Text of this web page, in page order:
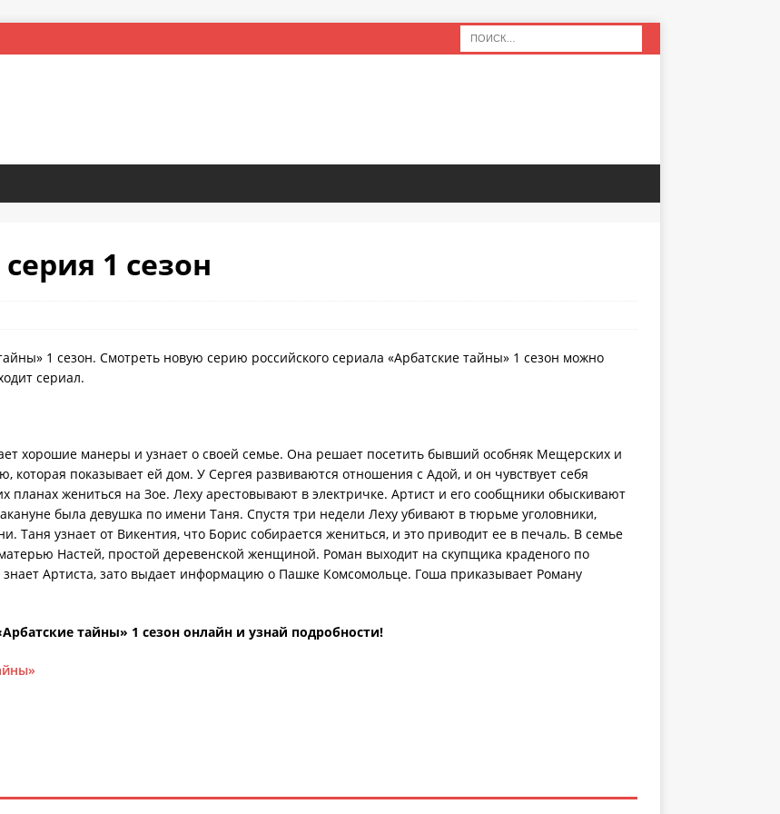
1 сезон
1 сезон. Смотреть новую серию российского сериала «Арбатские тайны» 1 сезон можно
сериал.
хорошие манеры и узнает о своей семье. Она решает посетить бывший особняк Мещерских и
которая показывает ей дом. У Сергея развиваются отношения с Адой, и он чувствует себя
планах жениться на Зое. Леху арестовывают в электричке. Артист и его сообщники обыскивают
была девушка по имени Таня. Спустя три недели Леху убивают в тюрьме уголовники,
Таня узнает от Викентия, что Борис собирается жениться, и это приводит ее в печаль. В семье
Настей, простой деревенской женщиной. Роман выходит на скупщика краденого по
Артиста, зато выдает информацию о Пашке Комсомольце. Гоша приказывает Роману
тайны» 1 сезон онлайн и узнай подробности!